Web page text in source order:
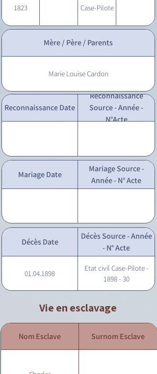
1823 Case-Pilote
Mère / Père / Parents
Marie Louise Cardon
Reconnaissance Date
Reconnaissance
Source - Année -
N°Acte
Mariage Date
Mariage Source -
Année - N° Acte
Décès Date
Décès Source - Année
- N° Acte
01.04.1898
Etat civil Case-Pilote -
1898 - 30
Vie en esclavage
Nom Esclave Surnom Esclave